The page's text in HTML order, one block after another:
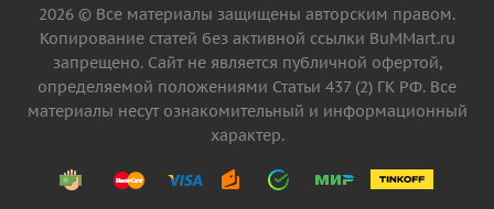
2026 © Все материалы защищены авторским правом.
Копирование статей без активной ссылки BuMMart.ru
запрещено. Сайт не является публичной офертой,
определяемой положениями Статьи 437 (2) ГК РФ. Все
материалы несут ознакомительный и информационный
характер.